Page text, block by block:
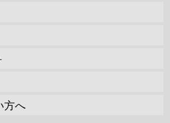
方へ